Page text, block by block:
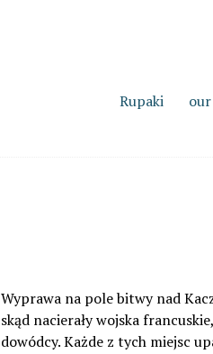
Rupaki
Wyprawa na pole bitwy nad
skąd nacierały wojska
dowódcy. Każde z tych miejsc